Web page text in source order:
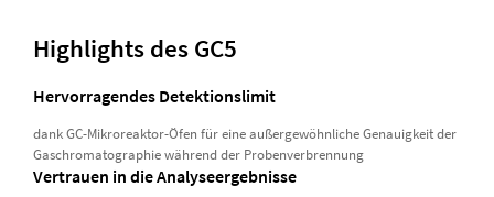
Highlights des GC5
Hervorragendes Detektionslimit
dank GC-Mikroreaktor-Öfen für eine außergewöhnliche Genauigkeit der
Gaschromatographie während der Probenverbrennung
Vertrauen in die Analyseergebnisse